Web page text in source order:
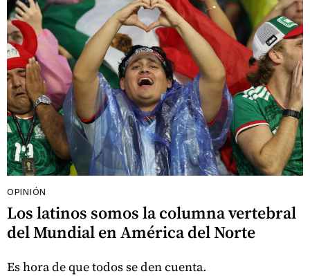
OPINIÓN
Los latinos somos la columna vertebral
del Mundial en América del Norte
Es hora de que todos se den cuenta.